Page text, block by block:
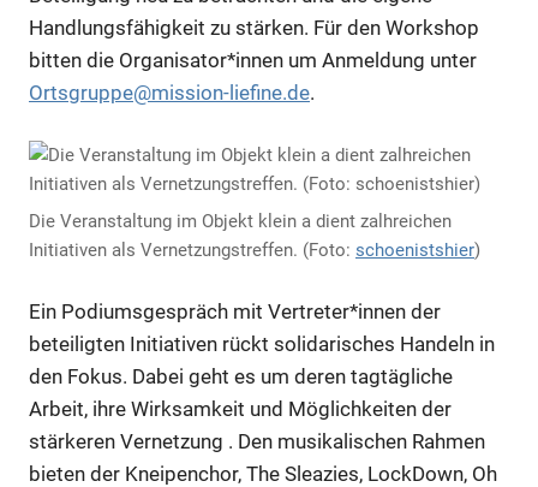
Handlungsfähigkeit zu stärken. Für den Workshop
bitten die Organisator*innen um Anmeldung unter
Ortsgruppe@mission-liefine.de.
Die Veranstaltung im Objekt klein a dient zalhreichen
Initiativen als Vernetzungstreffen. (Foto: schoenistshier)
Ein Podiumsgespräch mit Vertreter*innen der
beteiligten Initiativen rückt solidarisches Handeln in
den Fokus. Dabei geht es um deren tagtägliche
Arbeit, ihre Wirksamkeit und Möglichkeiten der
stärkeren Vernetzung . Den musikalischen Rahmen
bieten der Kneipenchor, The Sleazies, LockDown, Oh